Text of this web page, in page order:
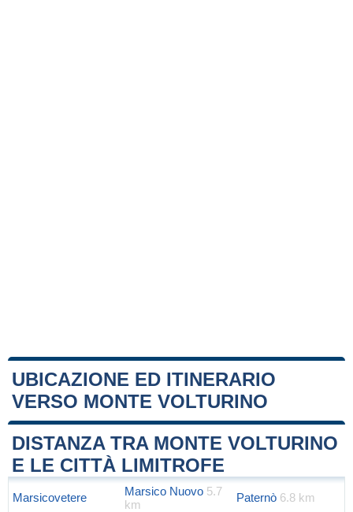
UBICAZIONE ED ITINERARIO
VERSO MONTE VOLTURINO
+
−
Leaflet|Map data ©OpenStreetMap
DISTANZA TRA MONTE VOLTURINO
E LE CITTÀ LIMITROFE
Marsicovetere Marsico Nuovo 5.7
km
Paternò 6.8 km